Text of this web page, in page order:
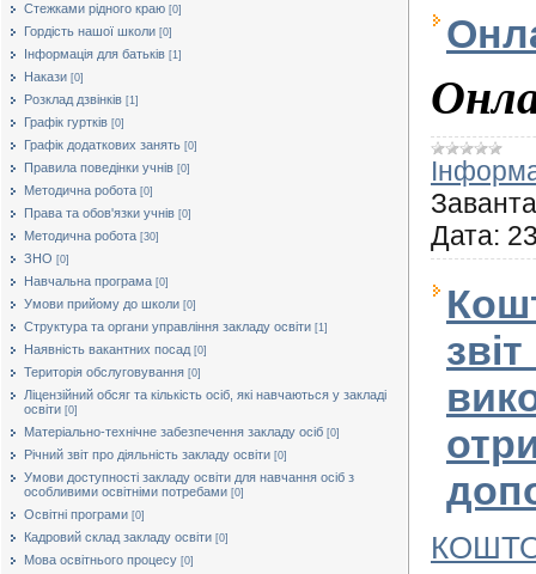
Стежками рідного краю [0]
Гордість нашої школи [0]
Інформація для батьків [1]
Накази [0]
Розклад дзвінків [1]
Графік гуртків [0]
Графік додаткових занять [0]
Правила поведінки учнів [0]
Методична робота [0]
Права та обов'язки учнів [0]
Методична робота [30]
ЗНО [0]
Навчальна програма [0]
Умови прийому до школи [0]
Структура та органи управління закладу освіти [1]
Наявність вакантних посад [0]
Територія обслуговування [0]
Ліцензійний обсяг та кількість осіб, які навчаються у закладі
освіти [0]
Матеріально-технічне забезпечення закладу осіб [0]
Річний звіт про діяльність закладу освіти [0]
Умови доступності закладу освіти для навчання осіб з
особливими освітніми потребами [0]
Освітні програми [0]
Кадровий склад закладу освіти [0]
Мова освітнього процесу [0]
Дата: